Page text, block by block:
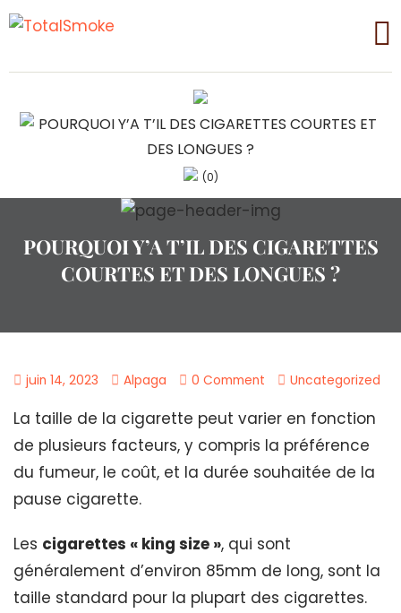
(0)
POURQUOI Y’A T’IL DES CIGARETTES
COURTES ET DES LONGUES ?
juin 14, 2023 Alpaga 0 Comment Uncategorized
La taille de la cigarette peut varier en fonction
de plusieurs facteurs, y compris la préférence
du fumeur, le coût, et la durée souhaitée de la
pause cigarette.
Les cigarettes « king size », qui sont
généralement d’environ 85mm de long, sont la
taille standard pour la plupart des cigarettes.